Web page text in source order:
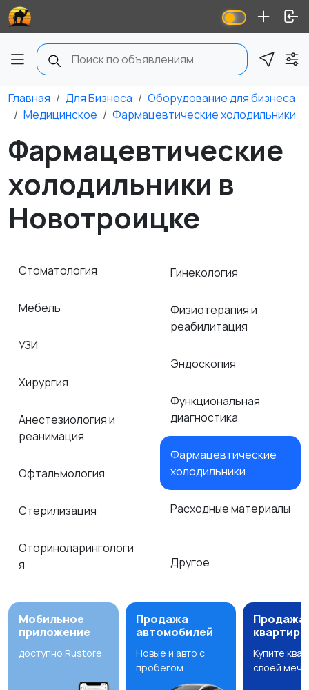
Главная Для Бизнеса
Оборудование для бизнеса
Медицинское
Фармацевтические холодильники
Фармацевтические
холодильники в
Новотроицке
Стоматология
Мебель
УЗИ
Хирургия
Анестезиология и
реанимация
Офтальмология
Стерилизация
Оториноларингологи
я
Гинекология
Физиотерапия и
реабилитация
Эндоскопия
Функциональная
диагностика
Фармацевтические
холодильники
Расходные материалы
Другое
Мобильное
приложение
доступно Rustore
Продажа
автомобилей
Новые и авто с
пробегом
Продажа
квартир
Купите
своей